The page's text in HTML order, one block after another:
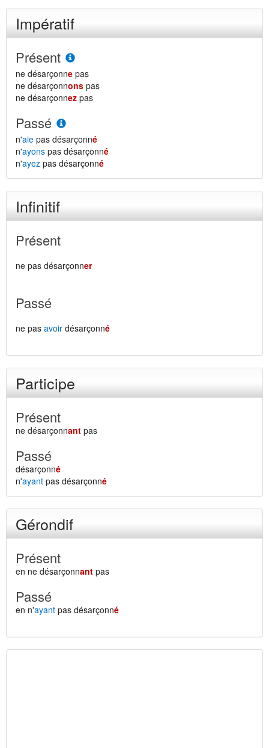
Impératif
Présent
ne désarçonne pas
ne désarçonnons pas
ne désarçonnez pas
Passé
n'aie pas désarçonné
n'ayons pas désarçonné
n'ayez pas désarçonné
Infinitif
Présent
ne pas désarçonner
Passé
ne pas avoir désarçonné
Participe
Présent
ne désarçonnant pas
Passé
désarçonné
n'ayant pas désarçonné
Gérondif
Présent
en ne désarçonnant pas
Passé
en n'ayant pas désarçonné